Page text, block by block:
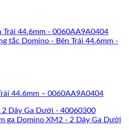
44.6mm – 0060AA9A0404